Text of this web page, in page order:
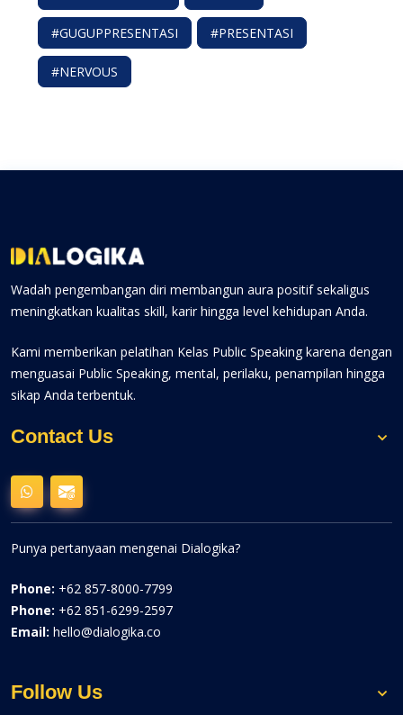
#GUGUPPRESENTASI #PRESENTASI
#NERVOUS
Wadah pengembangan diri membangun aura positif sekaligus
meningkatkan kualitas skill, karir hingga level kehidupan Anda.
Kami memberikan pelatihan Kelas Public Speaking karena dengan
menguasai Public Speaking, mental, perilaku, penampilan hingga
sikap Anda terbentuk.
Contact Us
Punya pertanyaan mengenai Dialogika?
Phone: +62 857-8000-7799
Phone: +62 851-6299-2597
Email: hello@dialogika.co
Follow Us